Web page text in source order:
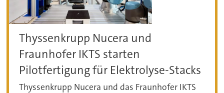
Thyssenkrupp Nucera und
Fraunhofer IKTS starten
Pilotfertigung für Elektrolyse-Stacks
Thyssenkrupp Nucera und das Fraunhofer IKTS